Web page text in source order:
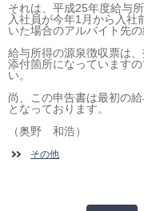
介護事業者の方
介護専門チームから
それは、平成25年度給与
入社員が今年1月から入社
いた場合のアルバイト先
給与所得の源泉徴収票は
添付箇所になっています
い。
尚、この申告書は最初の
となっております。
（奥野 和浩）
その他